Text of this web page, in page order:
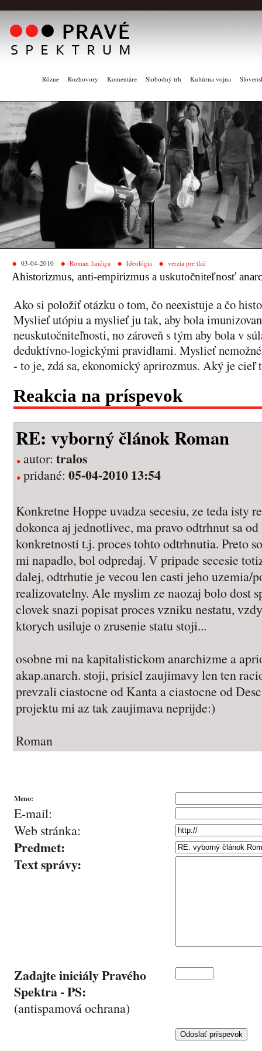
Rôzne Rozhovory Komentáre Slobodný trh Kultúrna vojna
03-04-2010 Roman Jančiga Ideológia verzia pre tlač
Ahistorizmus, anti-empirizmus a uskutočniteľnosť
Ako si položiť otázku o tom, čo neexistuje a čo
Myslieť utópiu a myslieť ju tak, aby bola
neuskutočniteľnosti, no zároveň s tým aby bola v
deduktívno-logickými pravidlami. Myslieť
- to je, zdá sa, ekonomický aprirozmus. Aký je cieľ
Reakcia na príspevok
RE: vyborný článok Roman
autor: tralos
pridané: 05-04-2010 13:54
Konkretne Hoppe uvadza secesiu, ze teda isty
dokonca aj jednotlivec, ma pravo odtrhnut sa
konkretnosti t.j. proces tohto odtrhnutia. Preto
mi napadlo, bol odpredaj. V pripade secesie
dalej, odtrhutie je vecou len casti jeho uzemia/
realizovatelny. Ale myslim ze naozaj bolo dost
clovek snazi popisat proces vzniku nestatu,
ktorych usiluje o zrusenie statu stoji...
osobne mi na kapitalistickom anarchizme a
akap.anarch. stoji, prisiel zaujimavy len ten
prevzali ciastocne od Kanta a ciastocne od
projektu mi az tak zaujimava neprijde:)
Roman
Meno:
E-mail:
Web stránka:
Predmet:
Text správy:
Zadajte iniciály Pravého
Spektra -PS:
(antispamová ochrana)